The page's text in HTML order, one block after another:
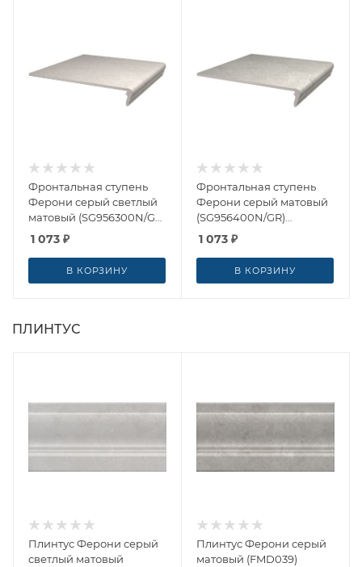
Фронтальная ступень
Ферони серый светлый
матовый (SG956300N/GR)
30x30x0.8 от Kerama
1 073 ₽
В КОРЗИНУ
Фронтальная ступень
Ферони серый матовый
(SG956400N/GR)
30x30x0.8 от Kerama
1 073 ₽
В КОРЗИНУ
ПЛИНТУС
Плинтус Ферони серый
светлый матовый
Плинтус Ферони серый
матовый (FMD039)